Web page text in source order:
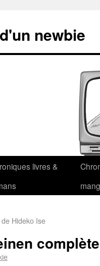
newbie
livres &
Hideko Ise